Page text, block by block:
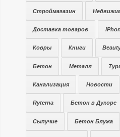
Строймагазин
Доставка товаров
Ковры Книги
Бетон Металл
Канализация Новости
Ryterna Бетон в Дукоре
Сыпучие Бетон Блужа